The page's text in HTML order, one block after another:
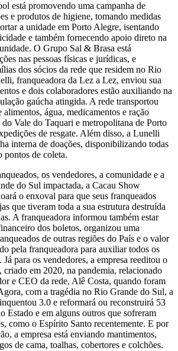
está promovendo uma campanha de
e produtos de higiene, tomando medidas
a unidade em Porto Alegre, isentando
e também fornecendo apoio direto na
O Grupo Sal & Brasa está
nas pessoas físicas e jurídicas, e
dos sócios da rede que residem no Rio
franqueadora da Lez a Lez, enviou sua
e dois colaboradores estão auxiliando na
gaúcha atingida. A rede transportou
alimentos, água, medicamentos e ração
do Vale do Taquari e metropolitana de Porto
de resgate. Além disso, a Lunelli
interna de doações, disponibilizando todas
pontos de coleta.
os vendedores, a comunidade e a
do Sul impactada, a Cacau Show
o enxoval para que seus franqueados
que tiveram toda a sua estrutura destruída
A franqueadora informou também estar
dos boletos, organizou uma
de outras regiões do País e o valor
pela franqueadora para auxiliar todos os
para os vendedores, a empresa reeditou o
em 2020, na pandemia, relacionado
e CEO da rede, Alê Costa, quando foram
com a tragédia no Rio Grande do Sul, a
3.0 e reformará ou reconstruirá 53
Estado e em alguns outros que sofreram
como o Espírito Santo recentemente. E por
a empresa está enviando mantimentos,
de cama, toalhas, cobertores e colchões.